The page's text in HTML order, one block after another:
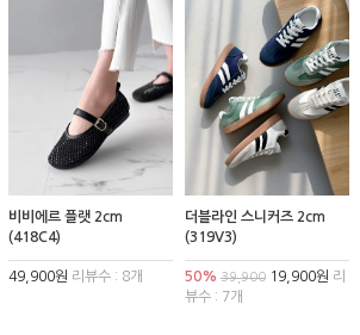
비비에르 플랫 2cm
(418C4)
49,900원 리뷰수 : 8개
더블라인 스니커즈 2cm
(319V3)
50% 39,90019,900원 리
뷰수 : 7개